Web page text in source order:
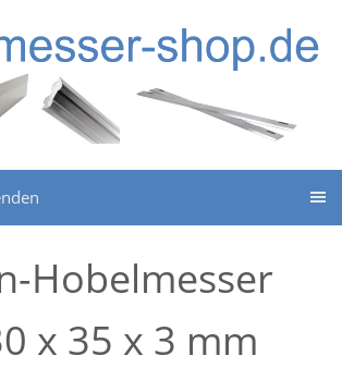
Hobelmesser
x 35 x 3 mm